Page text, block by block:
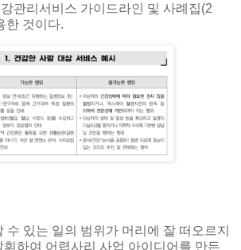
관리서비스 가이드라인 및 사례집(2
한 것이다.
수 있는 일의 범위가 머리에 잘 떠오르지
하여 어렵사리 사업 아이디어를 만든